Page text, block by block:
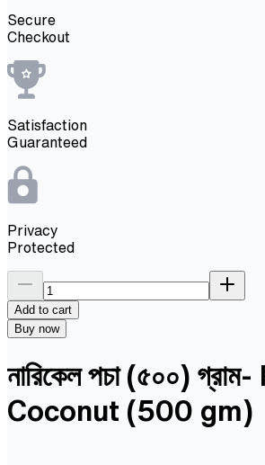
Secure
Checkout
Satisfaction
Guaranteed
Privacy
Protected
Add to cart
Buy now
নারিকেল পচা (৫০০)
Coconut (500 gm)